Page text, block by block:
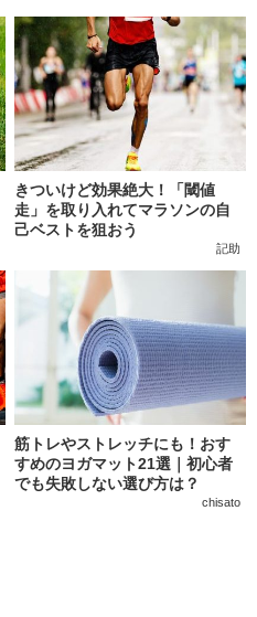
きついけど効果絶大！「閾値
走」を取り入れてマラソンの自
己ベストを狙おう
記助
筋トレやストレッチにも！おす
すめのヨガマット21選｜初心者
でも失敗しない選び方は？
chisato